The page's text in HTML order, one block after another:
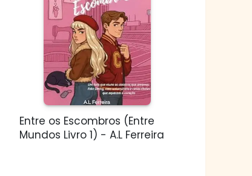
Entre os Escombros (Entre
Mundos Livro 1) - A.L Ferreira